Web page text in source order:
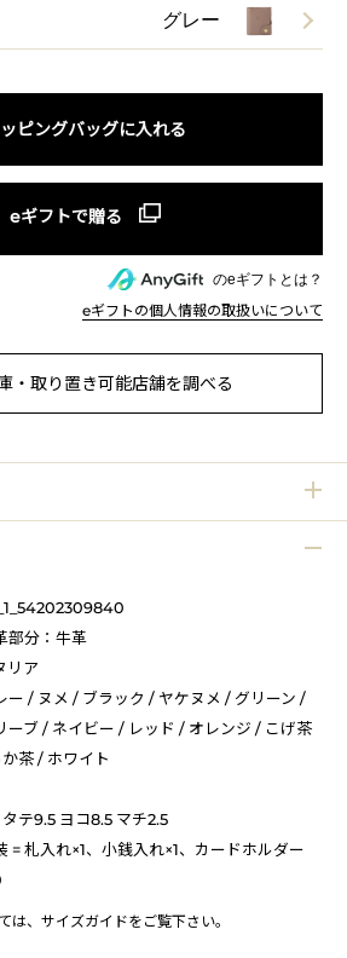
グレー
ピングバッグに入れる
のeギフトとは？
eギフトの個人情報の取扱いについて
・取り置き可能店舗を調べる
部分：牛革
リア
ー / ヌメ / ブラック / ヤケヌメ / グリーン /
ーブ / ネイビー / レッド / オレンジ / こげ茶
茶 / ホワイト
テ9.5 ヨコ8.5 マチ2.5
= 札入れ×1、小銭入れ×1、カードホルダー
は、 サイズガイドをご覧下さい。